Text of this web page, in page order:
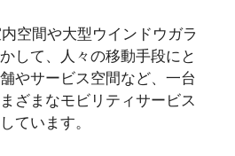
空間や大型ウインドウガラ
して、人々の移動手段にと
やサービス空間など、一台
ざまなモビリティサービス
ています。